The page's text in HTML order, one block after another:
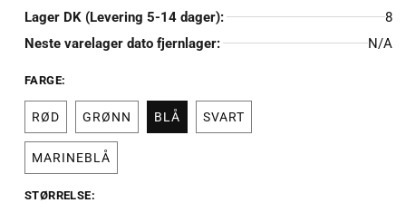
Lager DK (Levering 5-14 dager):
8
Neste varelager dato fjernlager:
N/A
FARGE:
RØD GRØNN BLÅ SVART
MARINEBLÅ
STØRRELSE: